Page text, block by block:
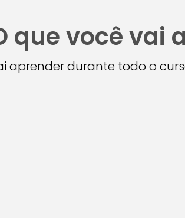
que você vai
aprender durante todo o